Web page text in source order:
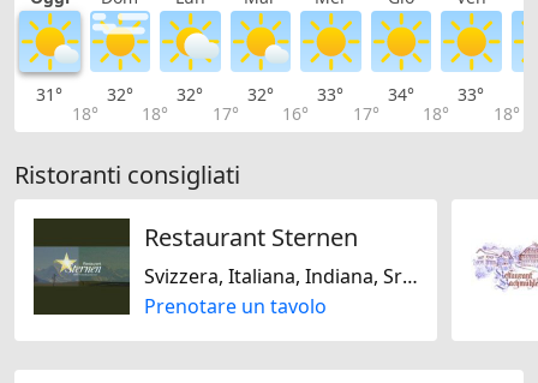
31°
18°
32°
18°
32°
17°
32°
16°
33°
17°
34°
18°
33°
18°
Ristoranti consigliati
Restaurant Sternen
Svizzera, Italiana, Indiana, Sri Lanka, Piatti biologici, Senza glutine
Prenotare un tavolo